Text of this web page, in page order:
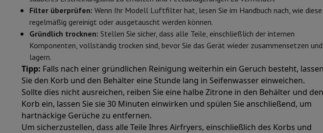
Filter überprüfen: Wenn Ihr Modell Luftfilter hat, lesen Sie im Handbuch nach, wie diese
regelmäßig gereinigt oder ausgetauscht werden können.
Gründlich trocknen: Stellen Sie sicher, dass alle Teile, einschließlich der internen
Komponenten, vollständig trocken sind, bevor Sie das Gerät wieder zusammensetzen und
lagern.
Tipp: Falls nach einer gründlichen Reinigung weiterhin ein Geruch besteht, lassen
Sie den Korb und den Behälter eine Stunde lang in Seifenwasser einweichen.
Sollte dies nicht ausreichen, reiben Sie eine halbe Zitrone in den Behälter und den
Korb ein, lassen Sie sie 30 Minuten einwirken und spülen Sie anschließend, um
hartnäckige Gerüche zu entfernen.
Um sicherzustellen, dass alle Teile Ihres Airfryers, einschließlich des Korbs und